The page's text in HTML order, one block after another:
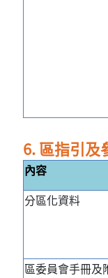
6. 區指引及
內容
分區化資料
區委員會手冊及